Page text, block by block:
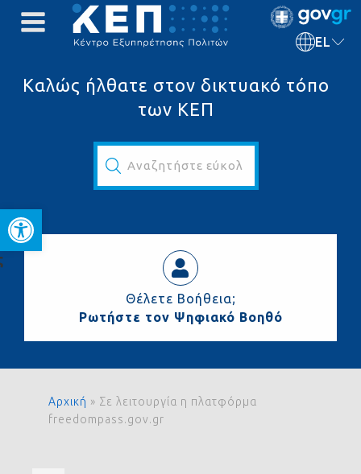
Ανοίξτε τη γραμμή
EL
Καλώς ήλθατε στον δικτυακό τόπο
των ΚΕΠ
Αναζητήστε εύκολα και γρήγορα...
Θέλετε Βοήθεια;
Ρωτήστε τον Ψηφιακό Βοηθό
Αρχική » Σε λειτουργία η πλατφόρμα
freedompass.gov.gr